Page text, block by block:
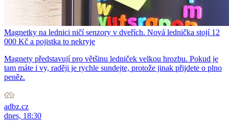
Magnetky na lednici ničí senzory v dveřích. Nová lednička stojí 12
000 Kč a pojistka to nekryje
Magnety představují pro většinu ledniček velkou hrozbu. Pokud je
tam máte i vy, raději je rychle sundejte, protože jinak přijdete o plno
peněz.
adbz.cz
dnes, 18:30